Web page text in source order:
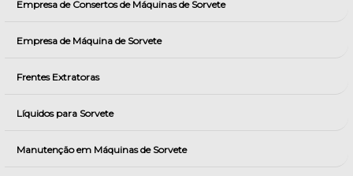
Empresa de Consertos de Máquinas de Sorvete
Empresa de Máquina de Sorvete
Frentes Extratoras
Líquidos para Sorvete
Manutenção em Máquinas de Sorvete